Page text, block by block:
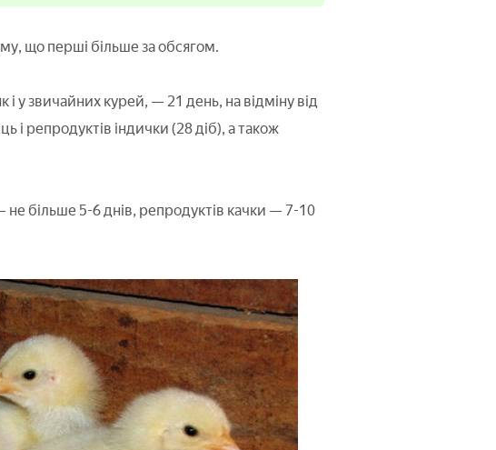
що перші більше за обсягом.
у звичайних курей, — 21 день, на відміну від
і репродуктів індички (28 діб), а також
не більше 5-6 днів, репродуктів качки — 7-10